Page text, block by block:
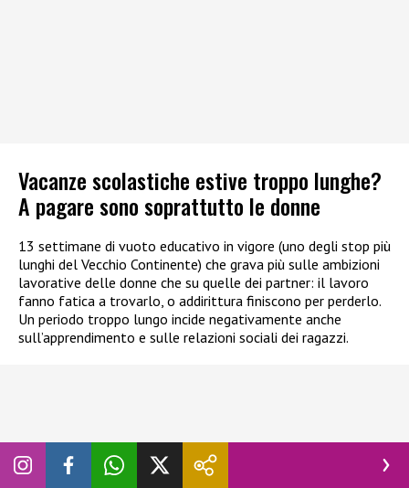
Vacanze scolastiche estive troppo lunghe?
A pagare sono soprattutto le donne
13 settimane di vuoto educativo in vigore (uno degli stop più
lunghi del Vecchio Continente) che grava più sulle ambizioni
lavorative delle donne che su quelle dei partner: il lavoro
fanno fatica a trovarlo, o addirittura finiscono per perderlo.
Un periodo troppo lungo incide negativamente anche
sull’apprendimento e sulle relazioni sociali dei ragazzi.